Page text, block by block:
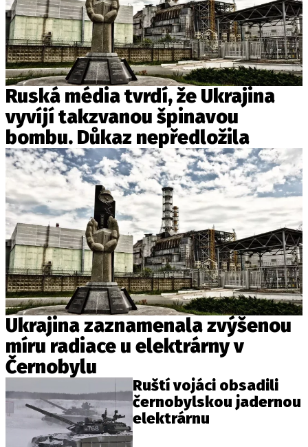
Ruská média tvrdí, že Ukrajina
vyvíjí takzvanou špinavou
bombu. Důkaz nepředložila
Ukrajina zaznamenala zvýšenou
míru radiace u elektrárny v
Černobylu
Ruští vojáci obsadili
černobylskou jadernou
elektrárnu